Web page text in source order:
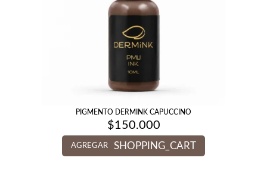
PIGMENTO DERMINK CAPUCCINO
$150.000
AGREGAR SHOPPING_CART